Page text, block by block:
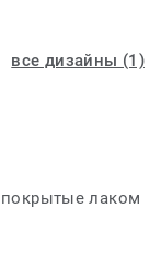
все дизайны (1)
лаком